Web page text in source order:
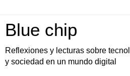
Blue chip
Reflexiones y lecturas sobre
y sociedad en un mundo digital